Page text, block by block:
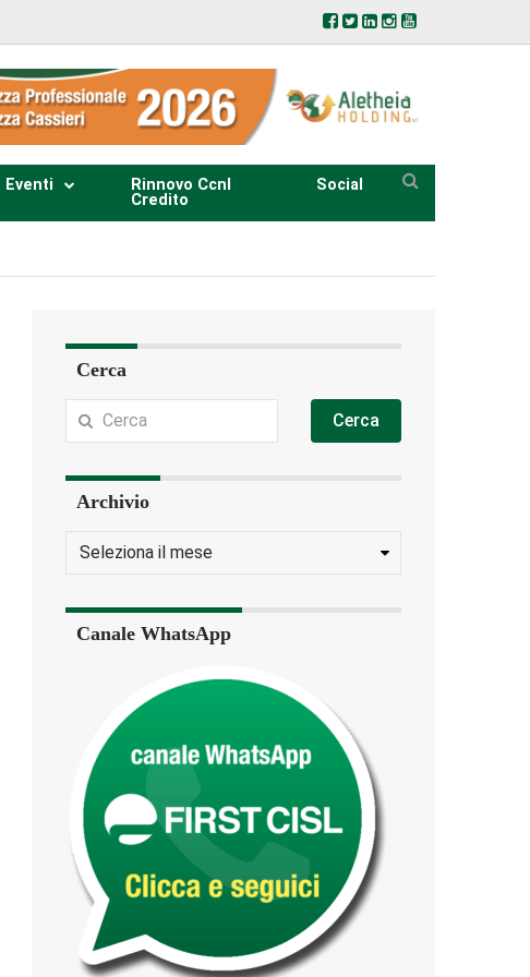
Eventi
Rinnovo Ccnl
Credito
Social
Cerca
Cerca
Archivio
Canale WhatsApp